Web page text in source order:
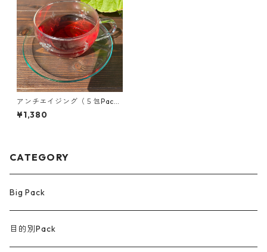
アンチエイジング（５包Pac
k）
¥1,380
CATEGORY
Big Pack
目的別Pack